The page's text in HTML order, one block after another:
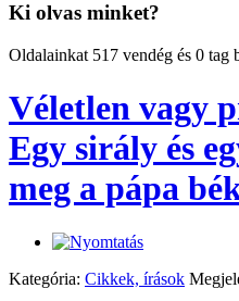
Ki olvas minket?
Oldalainkat 517 vendég és 0 tag
Véletlen vagy
Egy sirály és
meg a pápa
Kategória: Cikkek, írások